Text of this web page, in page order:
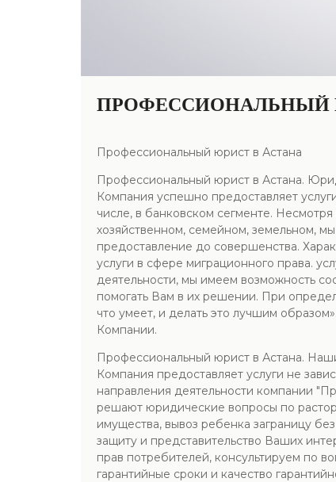
ПРОФЕССИОНАЛЬНЫЙ
Профессиональный юрист в Астана
Профессиональный юрист в Астана.
Компания успешно предоставляет
числе, в банковском сегменте.
хозяйственном, семейном, земельном,
предоставление до совершенства.
услуги в сфере миграционного права.
деятельности, мы имеем возможность
помогать Вам в их решении. При
что умеет, и делать это лучшим
Компании.
Профессиональный юрист в Астана.
Компания предоставляет услуги не
направления деятельности компании
решают юридические вопросы по
имущества, вывоз ребенка заграницу
защиту и представительство Ваших
прав потребителей, консультируем по
гарантийные сроки и качество